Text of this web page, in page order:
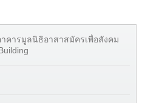
คารมูลนิธิอาสาสมัครเพื่อสังคม